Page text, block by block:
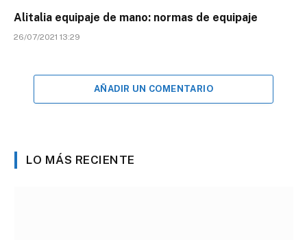
Alitalia equipaje de mano: normas de equipaje
26/07/2021 13:29
AÑADIR UN COMENTARIO
LO MÁS RECIENTE